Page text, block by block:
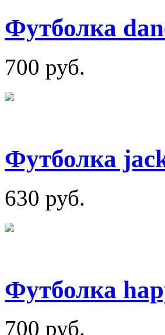
Футболка
700 руб.
Футболка
630 руб.
Футболка
700 руб.